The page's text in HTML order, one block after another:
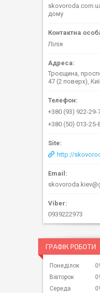
дому
Лілія
Троєщина,
47 (2 поверх),
+380 (93) 922-29-
+380 (50) 013-25-
http://
0939222973
ГРАФІК РОБОТИ
Понеділок
Вівторок
Середа